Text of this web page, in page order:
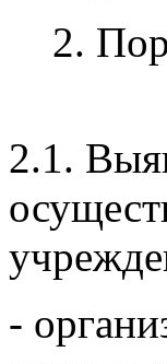
2.
2.1.